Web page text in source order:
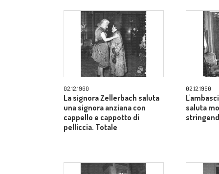
02.12.1960
La signora Zellerbach saluta
una signora anziana con
cappello e cappotto di
pelliccia. Totale
02.12.1960
saluta